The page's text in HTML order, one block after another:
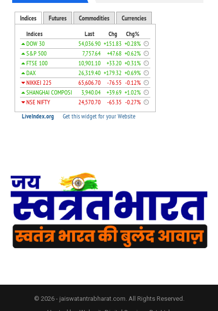
© 2026 - jaiswatantrabharat.com. All Rights Reserved.